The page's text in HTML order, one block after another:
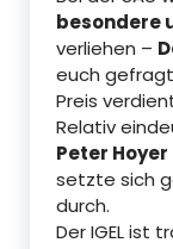
besondere
verliehen –
euch
Preis
Relativ
Peter Hoyer
setzte sich
durch.
Der IGEL ist